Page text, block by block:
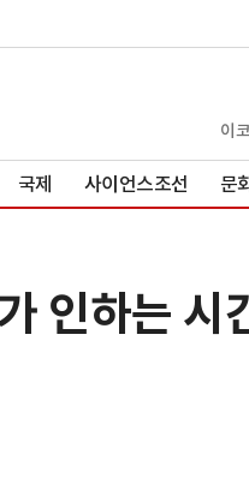
이
국제 사이언스조선 문
인하는 시